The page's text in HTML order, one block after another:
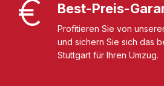
Best-Preis-
Profitieren Sie von
und sichern Sie sich das
Stuttgart für Ihren Umzug.